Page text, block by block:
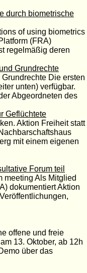
durch biometrische
of using biometrics
(FRA)
regelmäßig deren
Grundrechte
Die ersten
unten) verfügbar.
Abgeordneten des
Geflüchtete
Aktion Freiheit statt
mit einem eigenen
Forum teil
meeting Als Mitglied
dokumentiert Aktion
offene und freie
13. Oktober, ab 12h
über das